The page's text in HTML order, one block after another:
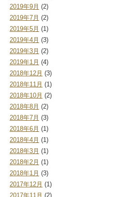
2019年9月 (2)
2019年7月 (2)
2019年5月 (1)
2019年4月 (3)
2019年3月 (2)
2019年1月 (4)
2018年12月 (3)
2018年11月 (1)
2018年10月 (2)
2018年8月 (2)
2018年7月 (3)
2018年6月 (1)
2018年4月 (1)
2018年3月 (1)
2018年2月 (1)
2018年1月 (3)
2017年12月 (1)
2017年11月 (2)